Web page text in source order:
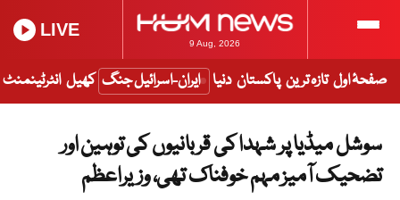
9 Aug, 2026
LIVE
صفحۂ اول تازہ ترین پاکستان دنیا ایران-اسرائیل جنگ کھیل انٹرٹینمنٹ
سوشل میڈیا پر شہدا کی قربانیوں کی توہین اور
تضحیک آمیز مہم خوفناک تھی، وزیراعظم